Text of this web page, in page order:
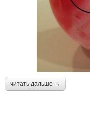
читать дальше →